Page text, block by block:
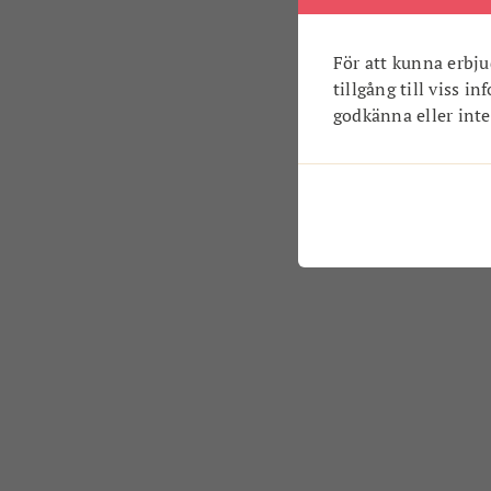
För att kunna
tillgång till viss
godkänna eller